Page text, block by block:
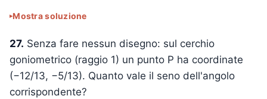
Mostra soluzione
27. Senza fare nessun disegno: sul cerchio
goniometrico (raggio 1) un punto P ha coordinate
(−12/13, −5/13). Quanto vale il seno dell'angolo
corrispondente?